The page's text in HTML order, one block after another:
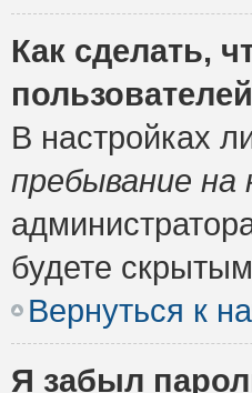
Как сделать,
В настройках
пребывание на
будете
Вернуться к
Я забыл